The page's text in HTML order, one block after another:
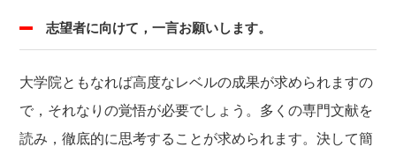
志望者に向けて，一言お願いします。
大学院ともなれば高度なレベルの成果が求められますの
で，それなりの覚悟が必要でしょう。多くの専門文献を
読み，徹底的に思考することが求められます。決して簡